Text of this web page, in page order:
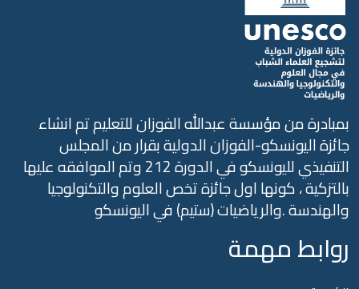
من مؤسسة عبدالله الفوزان للتعليم تم انشاء
اليونسكو-الفوزان الدولية بقرار من المجلس
التنفيذي لليونسكو في الدورة 212 وتم الموافقه عليها
، كونها اول جائزة تخص العلوم والتكنولوجيا
.والرياضيات (ستيم) في اليونسكو
مهمة